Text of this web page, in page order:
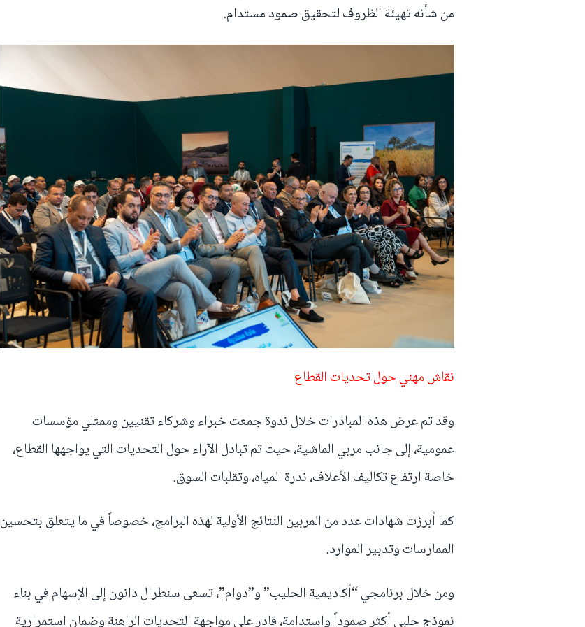
من شأنه تهيئة الظروف لتحقيق صمود مستدام.
نقاش مهني حول تحديات القطاع
وقد تم عرض هذه المبادرات خلال ندوة جمعت خبراء وشركاء تقنيين وممثلي مؤسسات
عمومية، إلى جانب مربي الماشية، حيث تم تبادل الآراء حول التحديات التي يواجهها القطاع،
خاصة ارتفاع تكاليف الأعلاف، ندرة المياه، وتقلبات السوق.
كما أبرزت شهادات عدد من المربين النتائج الأولية لهذه البرامج، خصوصاً في ما يتعلق بتحسين
الممارسات وتدبير الموارد.
ومن خلال برنامجي “أكاديمية الحليب” و”دوام”، تسعى سنطرال دانون إلى الإسهام في بناء
نموذج حلبي أكثر صموداً واستدامة، قادر على مواجهة التحديات الراهنة وضمان استمرارية